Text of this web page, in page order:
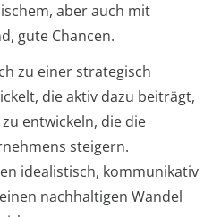
aber auch mit
gute Chancen.
zu einer strategisch
die aktiv dazu beiträgt,
entwickeln, die die
steigern.
idealistisch, kommunikativ
nachhaltigen Wandel